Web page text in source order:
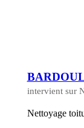
intervient sur
Nettoyage